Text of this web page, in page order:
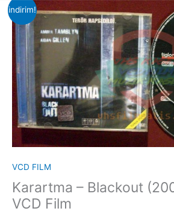
indirim!
VCD FILM
Karartma – Blackout
VCD Film